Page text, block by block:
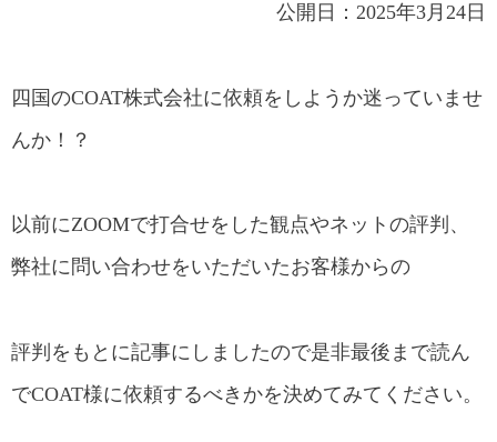
公開日：2025年3月24日
四国のCOAT株式会社に依頼をしようか迷っていませ
んか！？
以前にZOOMで打合せをした観点やネットの評判、
弊社に問い合わせをいただいたお客様からの
評判をもとに記事にしましたので是非最後まで読ん
でCOAT様に依頼するべきかを決めてみてください。